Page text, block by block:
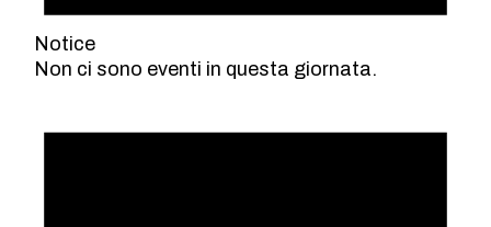
Notice
Non ci sono eventi in questa giornata.